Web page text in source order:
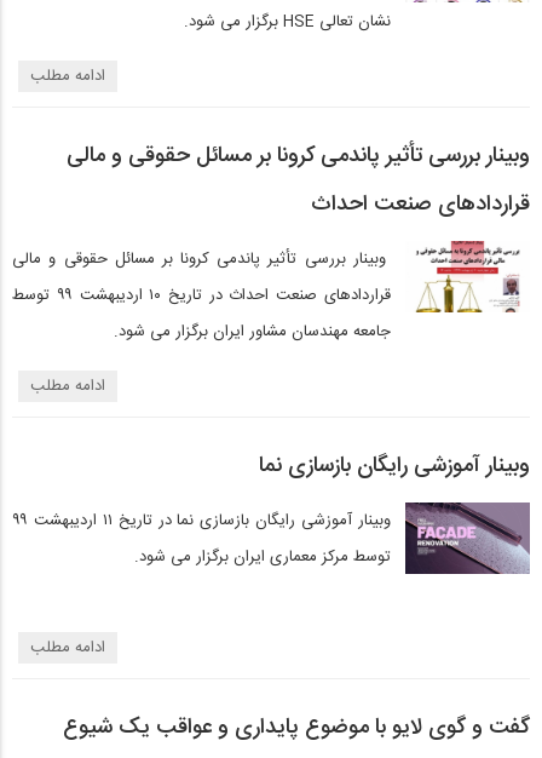
نشان تعالی HSE برگزار می شود.
ادامه مطلب
وبینار بررسی تأثیر پاندمی کرونا بر مسائل حقوقی و مالی
قراردادهای صنعت احداث
وبینار بررسی تأثیر پاندمی کرونا بر مسائل حقوقی و مالی
قراردادهای صنعت احداث در تاریخ ۱۰ اردیبهشت ۹۹ توسط
جامعه مهندسان مشاور ایران برگزار می شود.
ادامه مطلب
وبینار آموزشی رایگان بازسازی نما
وبینار آموزشی رایگان بازسازی نما در تاریخ ۱۱ اردیبهشت ۹۹
توسط مرکز معماری ایران برگزار می شود.
ادامه مطلب
گفت و گوی لایو با موضوع پایداری و عواقب یک شیوع